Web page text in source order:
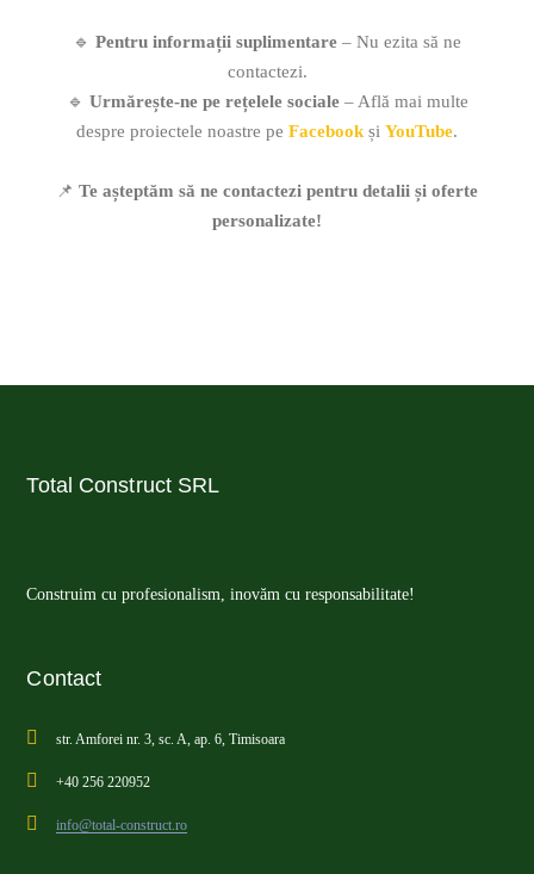
🔹 Pentru informații suplimentare – Nu ezita să ne
contactezi.
🔹 Urmărește-ne pe rețelele sociale– Află mai multe
despre proiectele noastre pe Facebook și YouTube.
📌 Te așteptăm să ne contactezi pentru detalii și oferte
personalizate!
Total Construct SRL
Construim cu profesionalism, inovăm cu responsabilitate!
Contact
str. Amforei nr. 3, sc. A, ap. 6, Timisoara
+40 256 220952
info@total-construct.ro